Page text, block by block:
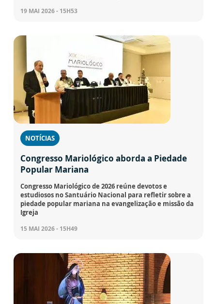
19 MAI 2026 - 15H53
NOTÍCIAS
Congresso Mariológico aborda a Piedade
Popular Mariana
Congresso Mariológico de 2026 reúne devotos e
estudiosos no Santuário Nacional para refletir sobre a
piedade popular mariana na evangelização e missão da
Igreja
15 MAI 2026 - 15H49